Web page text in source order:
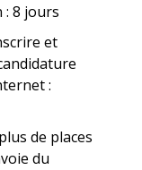
: 8 jours
et
:
de places
du